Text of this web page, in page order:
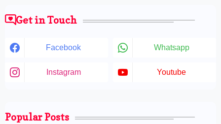
Get in Touch
Facebook Whatsapp
Instagram Youtube
Popular Posts